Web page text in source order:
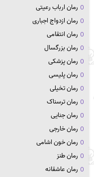
رمان ارباب رعیتی
رمان ازدواج اجباری
رمان انتقامی
رمان بزرگسال
رمان پزشکی
رمان پلیسی
رمان تخیلی
رمان ترسناک
رمان جنایی
رمان خارجی
رمان خون اشامی
رمان طنز
رمان عاشقانه